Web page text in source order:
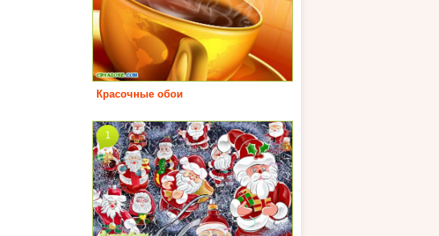
Красочные обои
1